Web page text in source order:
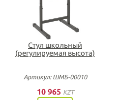
Стул школьный
(регулируемая высота)
Артикул: ШМБ-00010
10 965 KZT